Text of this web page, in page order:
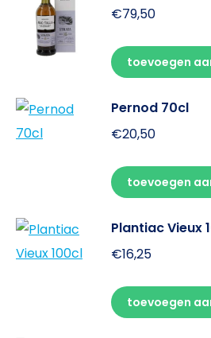
€79,50
toevoegen
Pernod 70cl
€20,50
toevoegen
Plantiac Vieux
€16,25
toevoegen